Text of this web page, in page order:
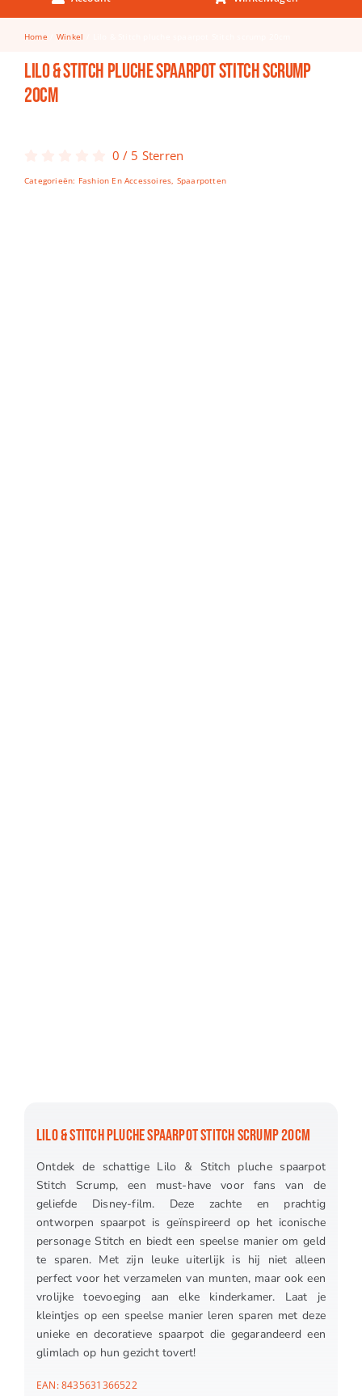
Keuken & Tafelen
Kinderfietsen
Knutselen
Puzzels
Home Winkel
Lilo & Stitch pluche spaarpot Stitch scrump
20cm
0 / 5 Sterren
Categorieën: Fashion En Accessoires, Spaarpotten
LILO & STITCH PLUCHE SPAARPOT STITCH SCRUMP 20CM
Ontdek de schattige Lilo & Stitch pluche spaarpot
Stitch Scrump, een must-have voor fans van de
geliefde Disney-film. Deze zachte en prachtig
ontworpen spaarpot is geïnspireerd op het iconische
personage Stitch en biedt een speelse manier om geld
te sparen. Met zijn leuke uiterlijk is hij niet alleen
perfect voor het verzamelen van munten, maar ook een
vrolijke toevoeging aan elke kinderkamer. Laat je
kleintjes op een speelse manier leren sparen met deze
unieke en decoratieve spaarpot die gegarandeerd een
glimlach op hun gezicht tovert!
EAN:8435631366522